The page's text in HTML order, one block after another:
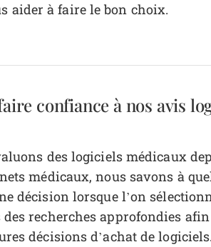
aider à faire le bon choix.
confiance à nos avis
des logiciels médicaux
médicaux, nous savons à
décision lorsque l’on
recherches approfondies
décisions d’achat de